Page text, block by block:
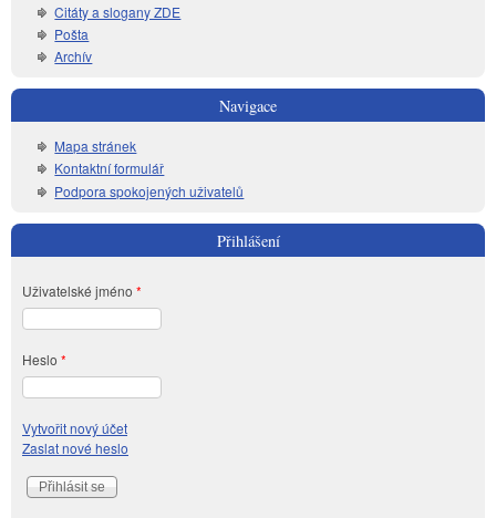
Citáty a slogany ZDE
Pošta
Archív
Navigace
Mapa stránek
Kontaktní formulář
Podpora spokojených uživatelů
Přihlášení
Uživatelské jméno *
Heslo *
Vytvořit nový účet
Zaslat nové heslo